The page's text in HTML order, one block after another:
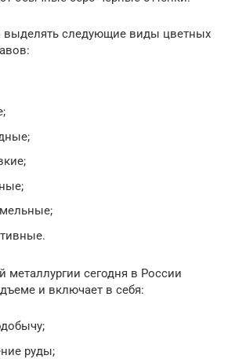
выделять следующие виды цветных
металлургии сегодня в России
и включает в себя:
руды;